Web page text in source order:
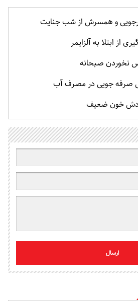
و همسرش از شب جنایت
از ابتلا به آلزایمر
نخوردن صبحانه
صرفه جویی در مصرف آب
خون ضعیف
ارسال